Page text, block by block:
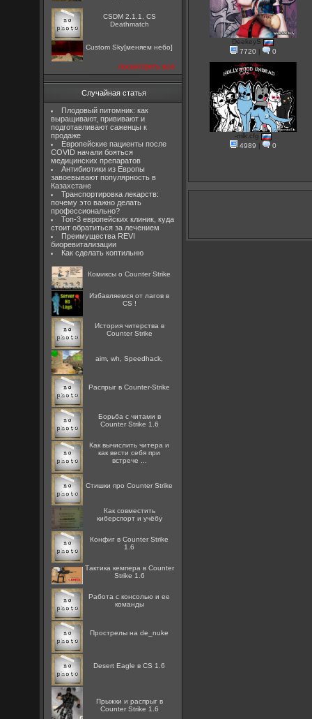
CSDM 2.1.1, CS
Deathmatch
Custom Sky[меняем небо]
посмотреть все
Случайная статья
Плодовый питомник: как
выращивают, прививают и
подготавливают саженцы к
продаже
Европейские пациенты после
COVID начали бояться
медицинских препаратов
Антибиотики из Европы
завоевывают популярность в
Казахстане
Транспортировка лекарств:
почему это важно делать
профессионально?
Топ-3 европейских клиник, куда
стоит обратиться за лечением
Преимущества REVI
биоревитализации
Как сделать коптильню
Комиксы о Counter Strike
Избавляемся от лагов в
CS !
История читерства в
Counter Strike
aim, wh, Speedhack,
Распрыг в Counter-Strike
Борьба с читами в
Counter Strike 1.6
Как вычислить читера и
как вести себя при
встрече ...
Стишки про Counter Strike
Как совместить
киберспорт и учёбу
Конфиг в Counter Strike
1.6
Тактика кемпера в Counter
Strike 1.6
Работа с консолью и ее
команды
Прострелы на de_nuke
Desert Eagle в CS 1.6
Прыжки и распрыг в
Counter Strike 1.6
DeekeyS
7720 | 0
-mlk.cfg
4989 | 0